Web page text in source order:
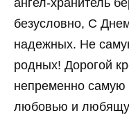
ангел-хранитель
безусловно, С
надежных. Не
родных! Дорогой
непременно самую
любовью и